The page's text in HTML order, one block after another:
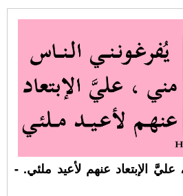
الإبتعاد عنهم لأعيد ملئي. -